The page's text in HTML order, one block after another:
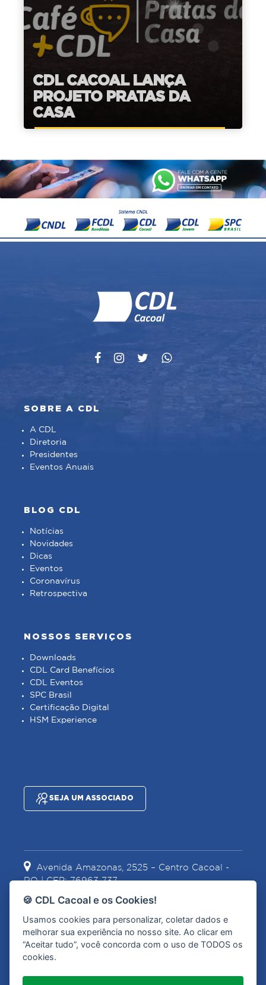
CDL CACOAL LANÇA
PROJETO PRATAS DA
CASA
SOBRE A CDL
A CDL
Diretoria
Presidentes
Eventos Anuais
BLOG CDL
Notícias
Novidades
Dicas
Eventos
Coronavírus
Retrospectiva
NOSSOS SERVIÇOS
Downloads
CDL Card Benefícios
CDL Eventos
SPC Brasil
Certificação Digital
HSM Experience
SEJA UM ASSOCIADO
Avenida Amazonas, 2525 – Centro Cacoal -
RO | CEP: 76963-737
(69) 3441-2067 (69) 99967-1628
🍪 CDL Cacoal e os Cookies!
Usamos cookies para personalizar, coletar dados e
melhorar sua experiência no nosso site. Ao clicar em
“Aceitar tudo”, você concorda com o uso de TODOS os
cookies.